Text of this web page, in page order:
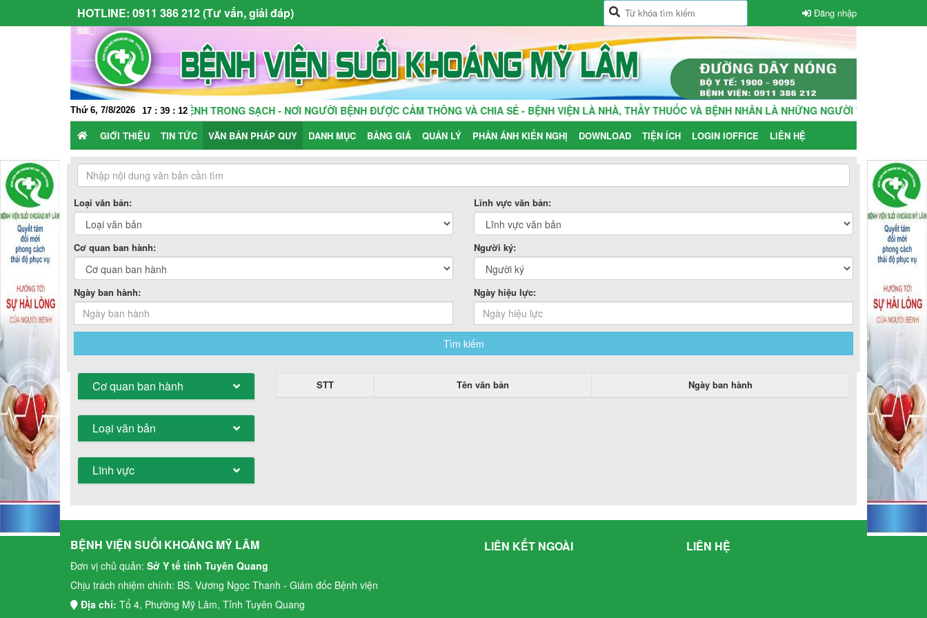
HOTLINE: 0911 386 212 (Tư vấn, giải đáp) Đăng nhập
Thứ 6, 7/8/2026 17 : 39 : 12
MỘT MÔI TRƯỜNG KHÁM CHỮA BỆNH TRONG SẠCH - NƠI NGƯỜI BỆNH ĐƯỢC CẢM THÔNG VÀ CHIA SẺ - BỆNH VIỆN LÀ NHÀ, THẦY THUỐC VÀ BỆNH NHÂN LÀ NHỮNG NGƯỜI THÂN TRONG
GIỚI THIỆU TIN TỨC VĂN BẢN PHÁP QUY DANH MỤC BẢNG GIÁ QUẢN LÝ PHẢN ÁNH KIẾN NGHỊ DOWNLOAD TIỆN ÍCH LOGIN IOFFICE LIÊN HỆ
Loại văn bản: Lĩnh vực văn bản:
Cơ quan ban hành: Người ký:
Ngày ban hành: Ngày hiệu lực:
Tìm kiếm
Cơ quan ban hành
Loại văn bản
Lĩnh vực
STT Tên văn bản Ngày ban hành
BỆNH VIỆN SUỐI KHOÁNG MỸ LÂM
Đơn vị chủ quản: Sở Y tế tỉnh Tuyên Quang
Chịu trách nhiệm chính: BS. Vương Ngọc Thanh - Giám đốc Bệnh viện
Địa chỉ: Tổ 4, Phường Mỹ Lâm, Tỉnh Tuyên Quang
LIÊN KẾT NGOÀI LIÊN HỆ